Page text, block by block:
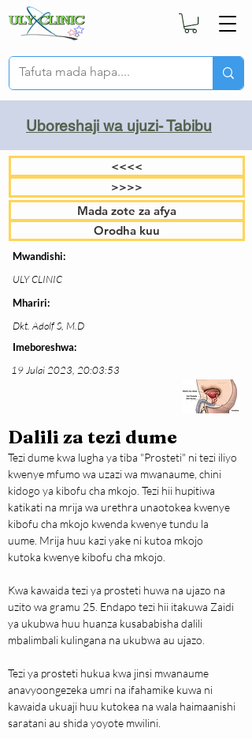
Uboreshaji wa ujuzi- Tabibu
<<<<
>>>>
Mada zote za afya
Orodha kuu
Mwandishi:
ULY CLINIC
Mhariri:
Dkt. Adolf S, M.D
Imeboreshwa:
19 Julai 2023, 20:03:53
Dalili za tezi dume
Tezi dume kwa lugha ya tiba "Prosteti" ni tezi iliyo
kwenye mfumo wa uzazi wa mwanaume, chini
kidogo ya kibofu cha mkojo. Tezi hii hupitiwa
katikati na mrija wa urethra unaotokea kwenye
kibofu cha mkojo kwenda kwenye tundu la
uume. Mrija huu kazi yake ni kutoa mkojo
kutoka kwenye kibofu cha mkojo.
Kwa kawaida tezi ya prosteti huwa na ujazo na
uzito wa gramu 25. Endapo tezi hii itakuwa Zaidi
ya ukubwa huu huanza kusababisha dalili
mbalimbali kulingana na ukubwa au ujazo.
Tezi ya prosteti hukua kwa jinsi mwanaume
anavyoongezeka umri na ifahamike kuwa ni
kawaida ukuaji huu kutokea na wala haimaanishi
saratani au shida yoyote mwilini.